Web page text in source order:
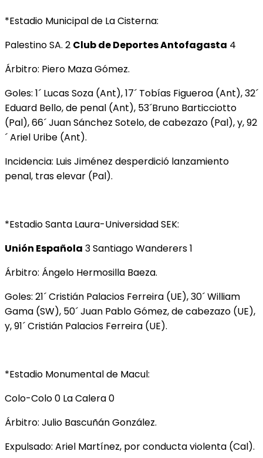
*Estadio Municipal de La Cisterna:
Palestino SA. 2 Club de Deportes Antofagasta 4
Árbitro: Piero Maza Gómez.
Goles: 1´ Lucas Soza (Ant), 17´ Tobías Figueroa (Ant), 32´
Eduard Bello, de penal (Ant), 53´Bruno Barticciotto
(Pal), 66´ Juan Sánchez Sotelo, de cabezazo (Pal), y, 92
´ Ariel Uribe (Ant).
Incidencia: Luis Jiménez desperdició lanzamiento
penal, tras elevar (Pal).
*Estadio Santa Laura-Universidad SEK:
Unión Española 3 Santiago Wanderers 1
Árbitro: Ángelo Hermosilla Baeza.
Goles: 21´ Cristián Palacios Ferreira (UE), 30´ William
Gama (SW), 50´ Juan Pablo Gómez, de cabezazo (UE),
y, 91´ Cristián Palacios Ferreira (UE).
*Estadio Monumental de Macul:
Colo-Colo 0 La Calera 0
Árbitro: Julio Bascuñán González.
Expulsado: Ariel Martínez, por conducta violenta (Cal).